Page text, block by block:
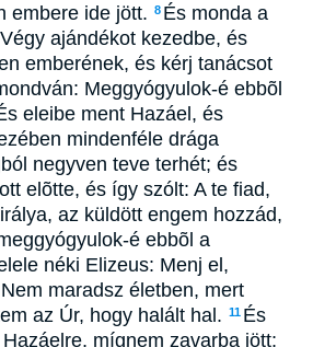
embere ide jött. 8 És monda a
ajándékot kezedbe, és
emberének, és kérj tanácsot
Meggyógyulok-é ebbõl
eleibe ment Hazáel, és
mindenféle drága
negyven teve terhét; és
elõtte, és így szólt: A te fiad,
az küldött engem hozzád,
é ebbõl a
néki Elizeus: Menj el,
maradsz életben, mert
az Úr, hogy halált hal. 11 És
mígnem zavarba jött;